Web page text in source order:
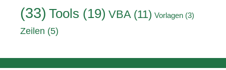
(33) Tools (19) VBA (11) Vorlagen (3)
Zeilen (5)